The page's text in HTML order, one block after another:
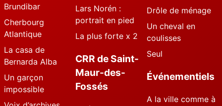
Brundibar
Cherbourg
Atlantique
La casa de
Bernarda Alba
Un garçon
impossible
Lars Norén :
portrait en pied
La plus forte x 2
CRR de Saint-
Maur-des-
Fossés
Drôle de ménage
Un cheval en
coulisses
Seul
Événementiels
A la ville comme à